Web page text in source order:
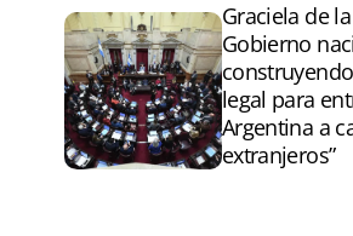
Graciela de la
Gobierno
legal para
Argentina a
extranjeros”